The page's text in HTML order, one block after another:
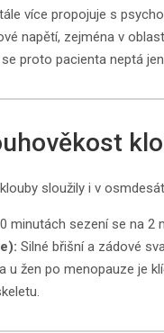
více propojuje s
napětí, zejména v
proto pacienta neptá
sloužily i v
minutách sezení se na 2
Silné břišní a zádové
u žen po menopauze je